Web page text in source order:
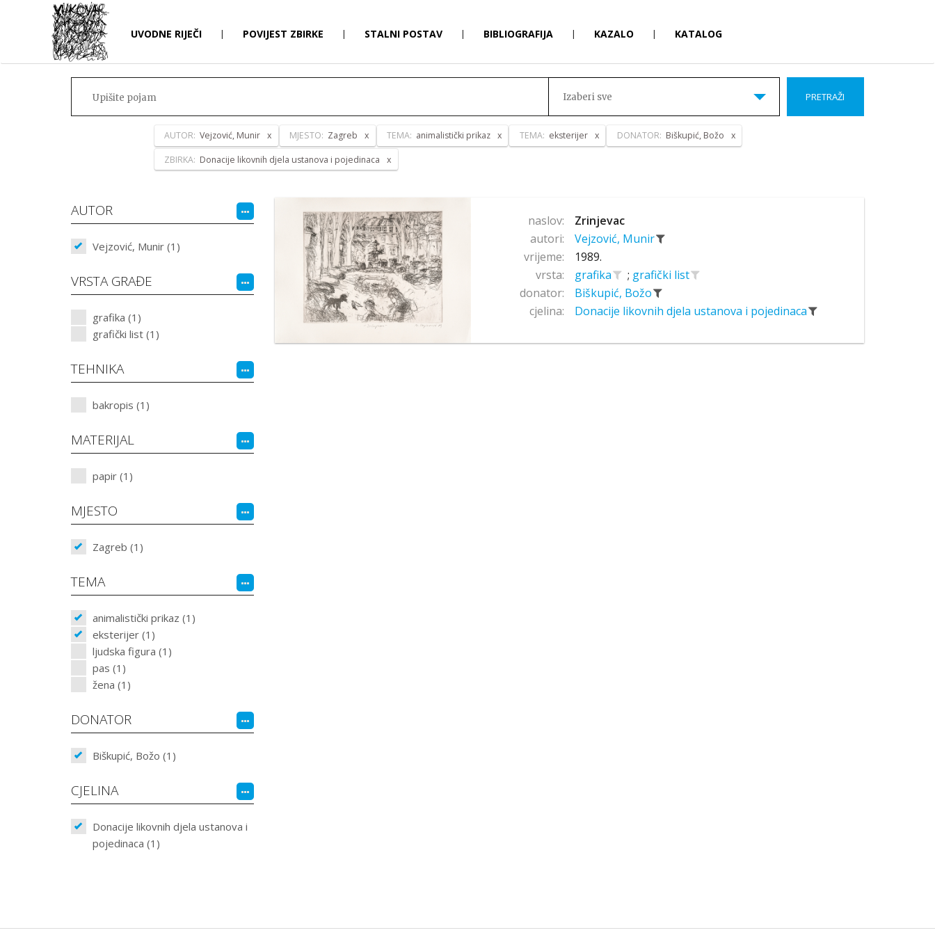
UVODNE RIJEČI | POVIJEST ZBIRKE | STALNI POSTAV | BIBLIOGRAFIJA | KAZALO | KATALOG
Izaberi sve PRETRAŽI
AUTOR: Vejzović, Munir MJESTO: Zagreb TEMA: animalistički prikaz TEMA: eksterijer DONATOR: Biškupić, Božo
ZBIRKA: Donacije likovnih djela ustanova i pojedinaca
AUTOR
Vejzović, Munir (1)
VRSTA GRAĐE
grafika (1)
grafički list (1)
TEHNIKA
bakropis (1)
MATERIJAL
papir (1)
MJESTO
Zagreb (1)
TEMA
animalistički prikaz (1)
eksterijer (1)
ljudska figura (1)
pas (1)
žena (1)
DONATOR
Biškupić, Božo (1)
CJELINA
Donacije likovnih djela ustanova i
pojedinaca (1)
naslov:
Zrinjevac
autori:
Vejzović, Munir
vrijeme:
1989.
vrsta:
grafika ; grafički list
donator:
Biškupić, Božo
cjelina:
Donacije likovnih djela ustanova i pojedinaca